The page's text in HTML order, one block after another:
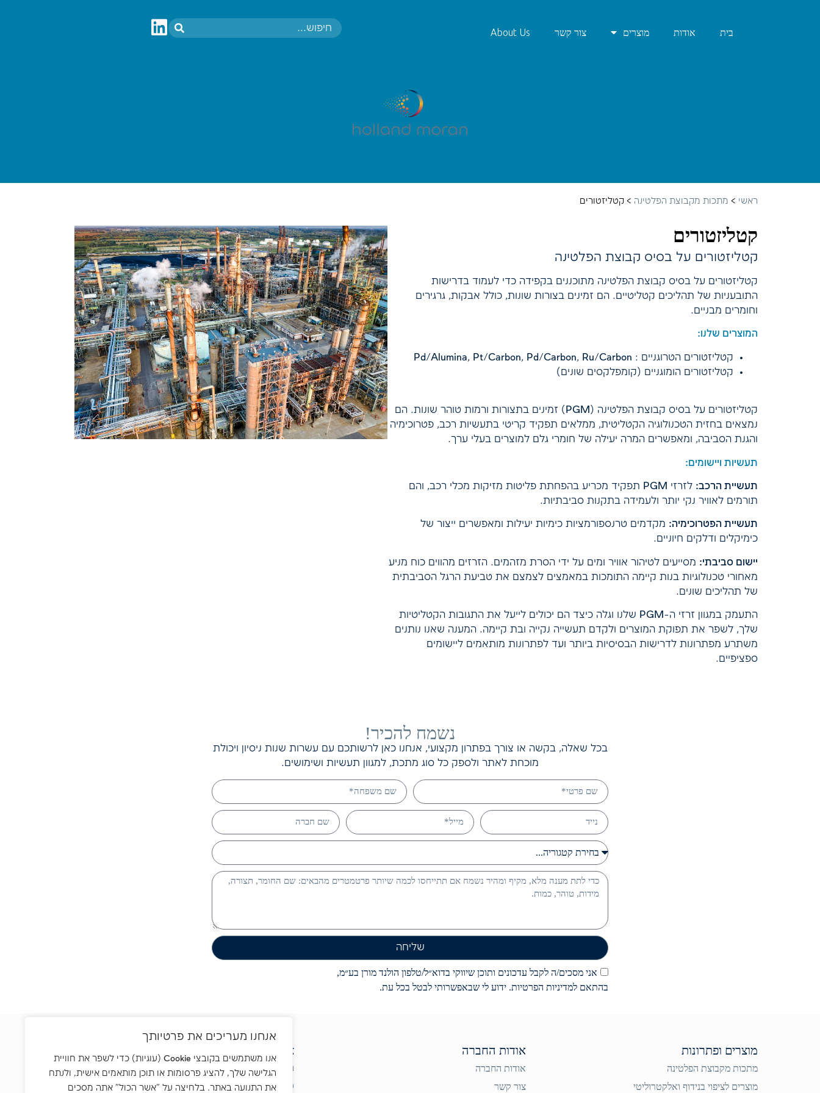
אנחנו מעריכים את פרטיותך
אנו משתמשים בקובצי Cookie (עוגיות) כדי לשפר את חוויית
הגלישה שלך, להציג פרסומות או תוכן מותאמים אישית, ולנתח
את התנועה באתר. בלחיצה על "אשר הכול" אתה מסכים
בית אודות מוצרים צור קשר About Us
ראשי > מתכות מקבוצת הפלטינה > קטליזטורים
קטליזטורים
קטליזטורים על בסיס קבוצת הפלטינה
קטליזטורים על בסיס קבוצת הפלטינה מתוכננים בקפידה כדי לעמוד בדרישות
התובעניות של תהליכים קטליטיים. הם זמינים בצורות שונות, כולל אבקות, גרגירים
וחומרים מבניים.
המוצרים שלנו:
קטליזטורים הטרוגניים : Pd/Alumina, Pt/Carbon, Pd/Carbon, Ru/Carbon
קטליזטורים הומוגניים (קומפלקסים שונים)
קטליזטורים על בסיס קבוצת הפלטינה (PGM) זמינים בתצורות ורמות טוהר שונות. הם
נמצאים בחזית הטכנולוגיה הקטליטית, ממלאים תפקיד קריטי בתעשיות רכב, פטרוכימיה
והגנת הסביבה, ומאפשרים המרה יעילה של חומרי גלם למוצרים בעלי ערך.
תעשיות ויישומים:
תעשיית הרכב:
לזרזי PGM תפקיד מכריע בהפחתת פליטות מזיקות מכלי רכב, והם
תורמים לאוויר נקי יותר ולעמידה בתקנות סביבתיות.
תעשיית הפטרוכימיה: מקדמים טרנספורמציות כימיות יעילות ומאפשרים ייצור של
כימיקלים ודלקים חיוניים.
יישום סביבתי: מסייעים לטיהור אוויר ומים על ידי הסרת מזהמים. הזרזים מהווים כוח מניע
מאחורי טכנולוגיות בנות קיימה התומכות במאמצים לצמצם את טביעת הרגל הסביבתית
של תהליכים שונים.
התעמק במגוון זרזי ה-PGM שלנו וגלה כיצד הם יכולים לייעל את התגובות הקטליטיות
שלך, לשפר את תפוקת המוצרים ולקדם תעשייה נקייה ובת קיימה. המענה שאנו נותנים
משתרע מפתרונות לדרישות הבסיסיות ביותר ועד לפתרונות מותאמים ליישומים
ספציפיים.
נשמח להכיר!
בכל שאלה, בקשה או צורך בפתרון מקצועי, אנחנו כאן לרשותכם עם עשרות שנות ניסיון ויכולת
מוכחת לאתר ולספק כל סוג מתכת, למגוון תעשיות ושימושים.
אני מסכים/ה לקבל עדכונים ותוכן שיווקי בדוא״ל/טלפון הולנד מורן בע״מ,
בהתאם למדיניות הפרטיות. ידוע לי שבאפשרותי לבטל בכל עת.
שליחה
מוצרים ופתרונות
מתכות מקבוצת הפלטינה
מוצרים לציפוי בנידוף ואלקטרוליטי
אודות החברה
אודות החברה
צור קשר
צור קשר
רח' אברהם גירון 15, יהוד 5621729
טלפון משרד: 073-2268000